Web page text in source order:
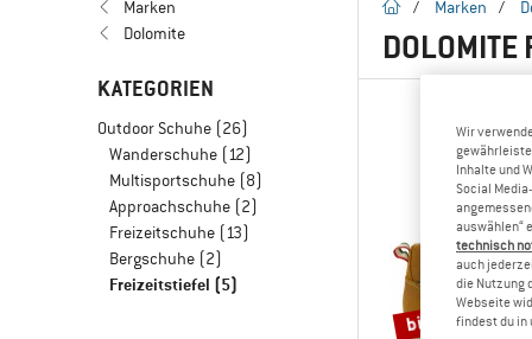
Marken
Dolomite
KATEGORIEN
Outdoor Schuhe (26)
Wanderschuhe (12)
Multisportschuhe (8)
Approachschuhe (2)
Freizeitschuhe (13)
Bergschuhe (2)
Freizeitstiefel (5)
Startseite
/ Marken /
DOLOMITE
bis 43%
Wir
Inhalte und
Social
auswählen“
technisch
auch
die Nutzung
Webseite
findest du in